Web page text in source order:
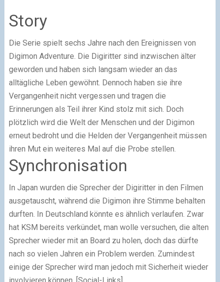
Story
Die Serie spielt sechs Jahre nach den Ereignissen von
Digimon Adventure. Die Digiritter sind inzwischen älter
geworden und haben sich langsam wieder an das
alltägliche Leben gewöhnt. Dennoch haben sie ihre
Vergangenheit nicht vergessen und tragen die
Erinnerungen als Teil ihrer Kind stolz mit sich. Doch
plötzlich wird die Welt der Menschen und der Digimon
erneut bedroht und die Helden der Vergangenheit müssen
ihren Mut ein weiteres Mal auf die Probe stellen.
Synchronisation
In Japan wurden die Sprecher der Digiritter in den Filmen
ausgetauscht, während die Digimon ihre Stimme behalten
durften. In Deutschland könnte es ähnlich verlaufen. Zwar
hat KSM bereits verkündet, man wolle versuchen, die alten
Sprecher wieder mit an Board zu holen, doch das dürfte
nach so vielen Jahren ein Problem werden. Zumindest
einige der Sprecher wird man jedoch mit Sicherheit wieder